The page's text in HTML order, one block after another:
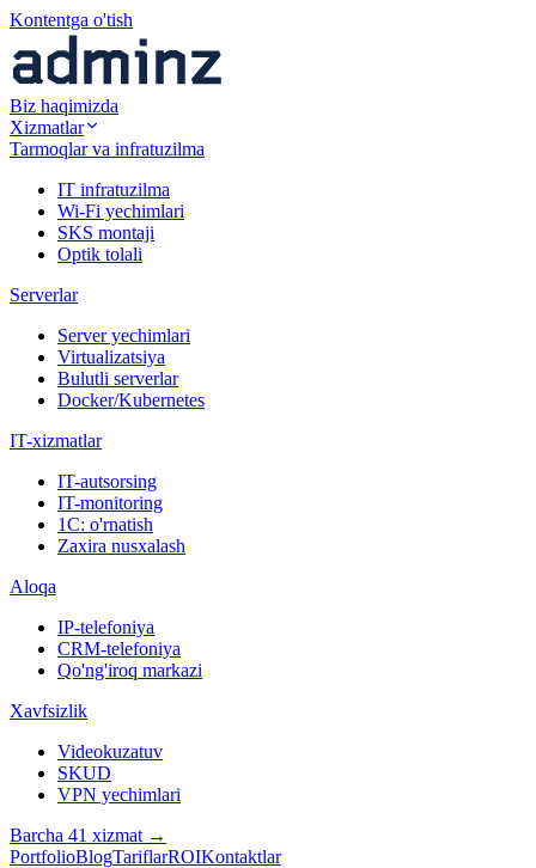
Kontentga o'tish
Biz haqimizda
Xizmatlar
Tarmoqlar va infratuzilma
IT infratuzilma
Wi-Fi yechimlari
SKS montaji
Optik tolali
Serverlar
Server yechimlari
Virtualizatsiya
Bulutli serverlar
Docker/Kubernetes
IT-xizmatlar
IT-autsorsing
IT-monitoring
1C: o'rnatish
Zaxira nusxalash
Aloqa
IP-telefoniya
CRM-telefoniya
Qo'ng'iroq markazi
Xavfsizlik
Videokuzatuv
SKUD
VPN yechimlari
Barcha 41 xizmat →
PortfolioBlogTariflarROIKontaktlar